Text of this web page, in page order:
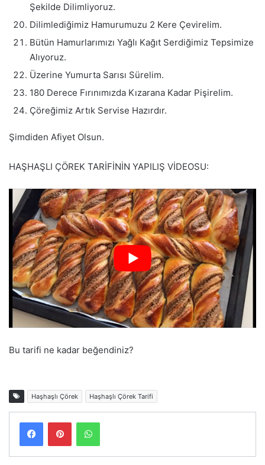
Şekilde Dilimliyoruz.
Dilimlediğimiz Hamurumuzu 2 Kere Çevirelim.
Bütün Hamurlarımızı Yağlı Kağıt Serdiğimiz Tepsimize
Alıyoruz.
Üzerine Yumurta Sarısı Sürelim.
180 Derece Fırınımızda Kızarana Kadar Pişirelim.
Çöreğimiz Artık Servise Hazırdır.
Şimdiden Afiyet Olsun.
HAŞHAŞLI ÇÖREK TARİFİNİN YAPILIŞ VİDEOSU:
Bu tarifi ne kadar beğendiniz?
Haşhaşlı Çörek Haşhaşlı Çörek Tarifi
FacebookPinterestWhatsApp